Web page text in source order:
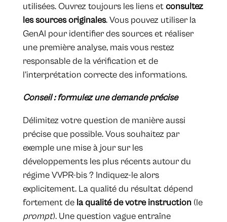
utilisées. Ouvrez toujours les liens etconsultez
les sources originales. Vous pouvez utiliser la
GenAI pour identifier des sources et réaliser
une première analyse, mais vous restez
responsable de la vérification et de
l’interprétation correcte des informations.
Conseil : formulez une demande précise
Délimitez votre question de manière aussi
précise que possible. Vous souhaitez par
exemple une mise à jour sur les
développements les plus récents autour du
régime VVPR-bis ? Indiquez-le alors
explicitement. La qualité du résultat dépend
fortement de la qualité de votre instruction (le
prompt). Une question vague entraîne